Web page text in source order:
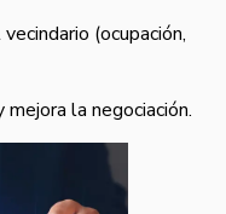
(ocupación,
la negociación.